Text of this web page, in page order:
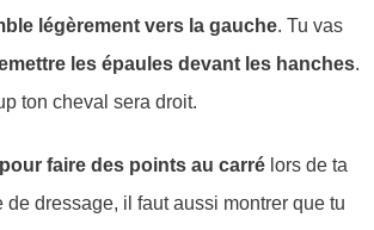
légèrement vers la gauche. Tu vas
les épaules devant les hanches.
ton cheval sera droit.
pour faire des points au carrélors de ta
de dressage, il faut aussi montrer que tu